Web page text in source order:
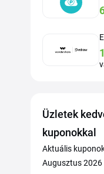
Üzletek
kuponokkal
Aktuális
Augusztus 2026